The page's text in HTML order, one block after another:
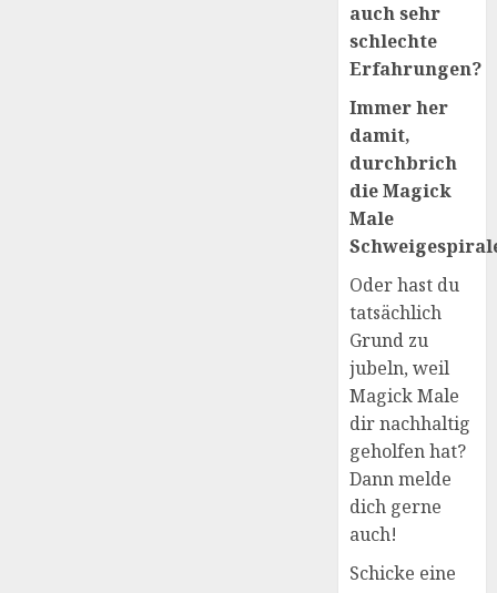
auch sehr
schlechte
Erfahrungen?
Immer her
damit,
durchbrich
die Magick
Male
Oder hast du
tatsächlich
Grund zu
jubeln, weil
Magick Male
dir nachhaltig
geholfen hat?
Dann melde
dich gerne
auch!
Schicke eine